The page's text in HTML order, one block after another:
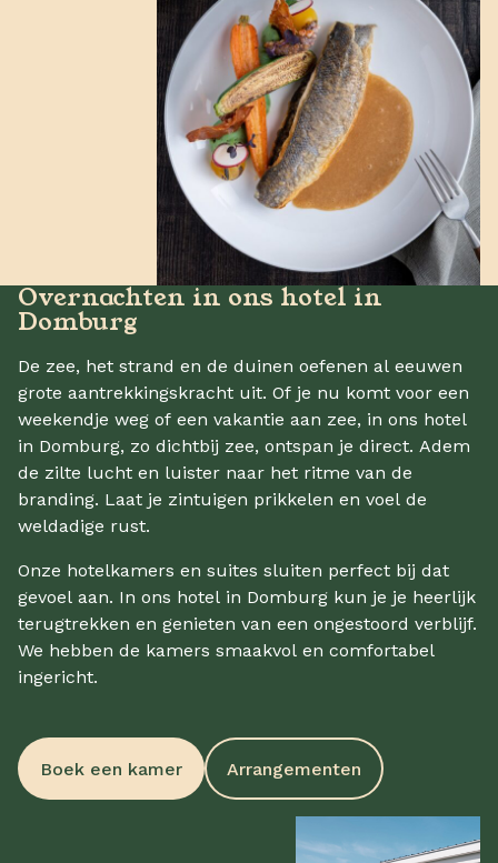
Overnachten in ons hotel in
Domburg
De zee, het strand en de duinen oefenen al eeuwen
grote aantrekkingskracht uit. Of je nu komt voor een
weekendje weg of een vakantie aan zee, in ons hotel
in Domburg, zo dichtbij zee, ontspan je direct. Adem
de zilte lucht en luister naar het ritme van de
branding. Laat je zintuigen prikkelen en voel de
weldadige rust.
Onze hotelkamers en suites sluiten perfect bij dat
gevoel aan. In ons hotel in Domburg kun je je heerlijk
terugtrekken en genieten van een ongestoord verblijf.
We hebben de kamers smaakvol en comfortabel
ingericht.
Boek een kamer Arrangementen